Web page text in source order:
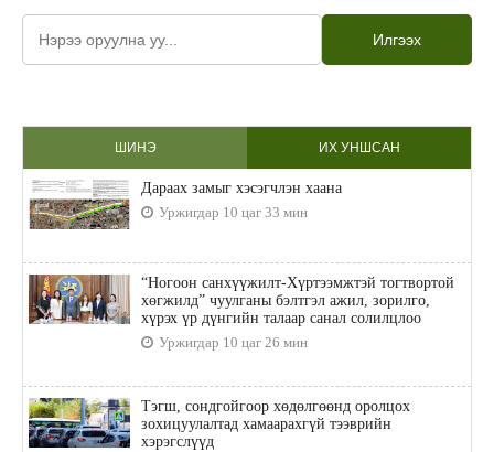
Илгээх
ШИНЭ ИХ УНШСАН
Дараах замыг хэсэгчлэн хаана
Уржигдар 10 цаг 33 мин
“Ногоон санхүүжилт-Хүртээмжтэй тогтвортой
хөгжилд” чуулганы бэлтгэл ажил, зорилго,
хүрэх үр дүнгийн талаар санал солилцлоо
Уржигдар 10 цаг 26 мин
Тэгш, сондгойгоор хөдөлгөөнд оролцох
зохицуулалтад хамаарахгүй тээврийн
хэрэгслүүд